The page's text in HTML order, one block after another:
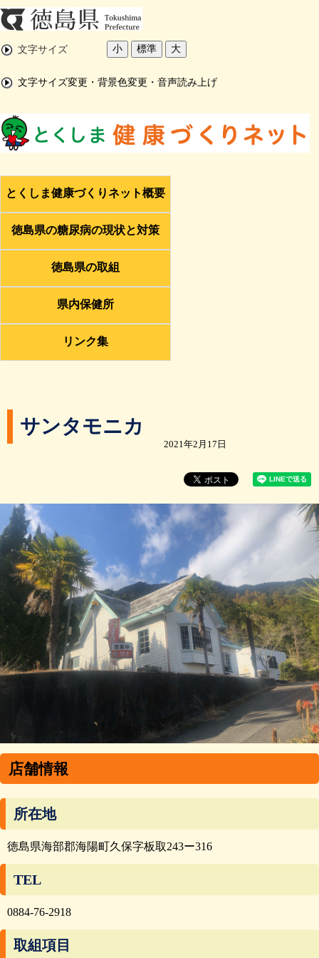
文字サイズ 小 標準 大
文字サイズ変更・背景色変更・音声読み上げ
とくしま健康づくりネット概要
徳島県の糖尿病の現状と対策
徳島県の取組
県内保健所
リンク集
サンタモニカ
2021年2月17日
店舗情報
所在地
徳島県海部郡海陽町久保字板取243ー316
TEL
0884-76-2918
取組項目